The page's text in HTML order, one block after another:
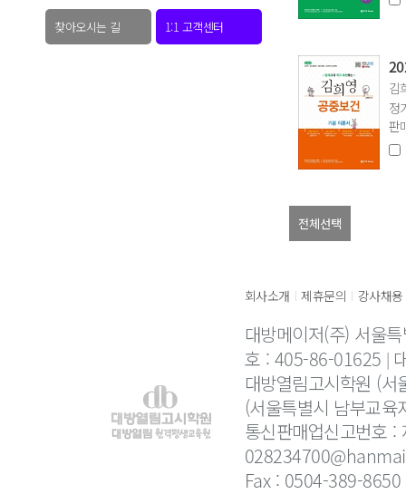
찾아오시는 길 1:1 고객센터
김
정
판
회사소개 | 제휴문의 | 강사채용
대방메이저(주) 서울
호 : 405-86-01625
대방열림고시학원 (
(서울특별시 남부교
통신판매업신고번호
Fax : 0504-389-8650